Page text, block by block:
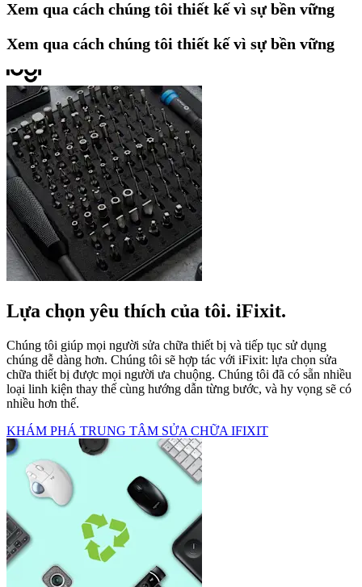
Xem qua cách chúng tôi thiết kế vì sự bền vững
Xem qua cách chúng tôi thiết kế vì sự bền vững
Lựa chọn yêu thích của tôi. iFixit.
Chúng tôi giúp mọi người sửa chữa thiết bị và tiếp tục sử dụng
chúng dễ dàng hơn. Chúng tôi sẽ hợp tác với iFixit: lựa chọn sửa
chữa thiết bị được mọi người ưa chuộng. Chúng tôi đã có sẵn nhiều
loại linh kiện thay thế cùng hướng dẫn từng bước, và hy vọng sẽ có
nhiều hơn thế.
KHÁM PHÁ TRUNG TÂM SỬA CHỮA IFIXIT